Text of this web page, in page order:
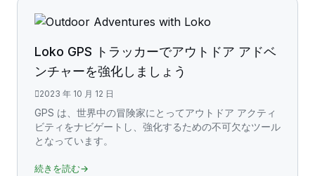
Loko GPS トラッカーでアウトドア アドベ
ンチャーを強化しましょう
2023 年 10 月 12 日
GPS は、世界中の冒険家にとってアウトドア アクティ
ビティをナビゲートし、強化するための不可欠なツール
となっています。
続きを読む→